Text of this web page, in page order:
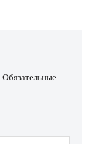
Обязательные